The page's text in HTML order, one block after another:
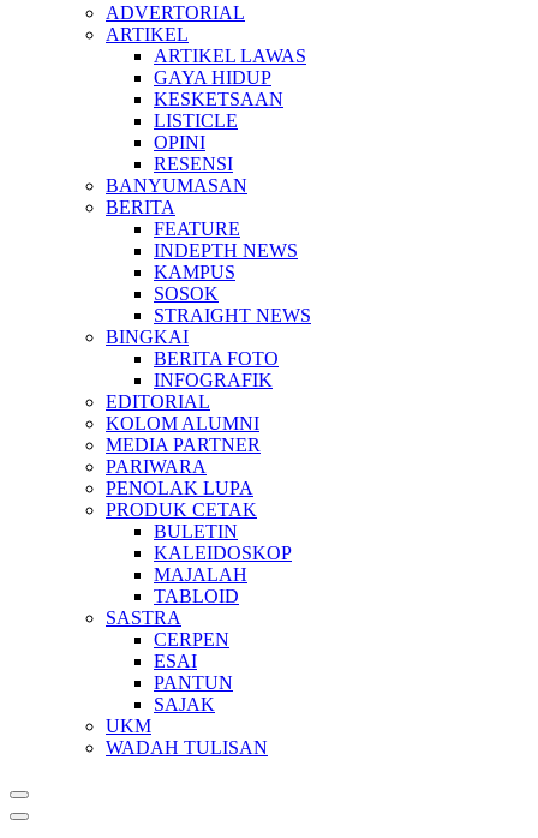
ADVERTORIAL
ARTIKEL
ARTIKEL LAWAS
GAYA HIDUP
KESKETSAAN
LISTICLE
OPINI
RESENSI
BANYUMASAN
BERITA
FEATURE
INDEPTH NEWS
KAMPUS
SOSOK
STRAIGHT NEWS
BINGKAI
BERITA FOTO
INFOGRAFIK
EDITORIAL
KOLOM ALUMNI
MEDIA PARTNER
PARIWARA
PENOLAK LUPA
PRODUK CETAK
BULETIN
KALEIDOSKOP
MAJALAH
TABLOID
SASTRA
CERPEN
ESAI
PANTUN
SAJAK
UKM
WADAH TULISAN